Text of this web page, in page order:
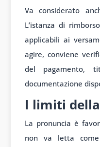
Va considerato
L’istanza di
applicabili ai
agire, conviene
del pagamento,
documentazione
I limiti
La pronuncia è
non va letta come